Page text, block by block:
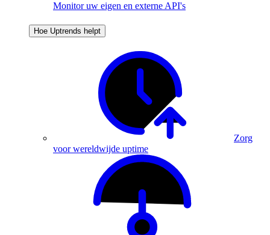
Monitor uw eigen en externe API's
Hoe Uptrends helpt
Zorg
voor wereldwijde uptime